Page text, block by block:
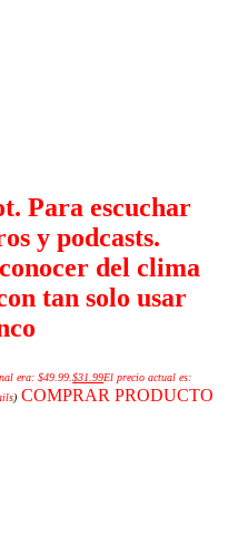
Para escuchar
y podcasts.
del clima
tan solo usar
era: $49.99.$31.99El precio actual es:
) COMPRAR PRODUCTO